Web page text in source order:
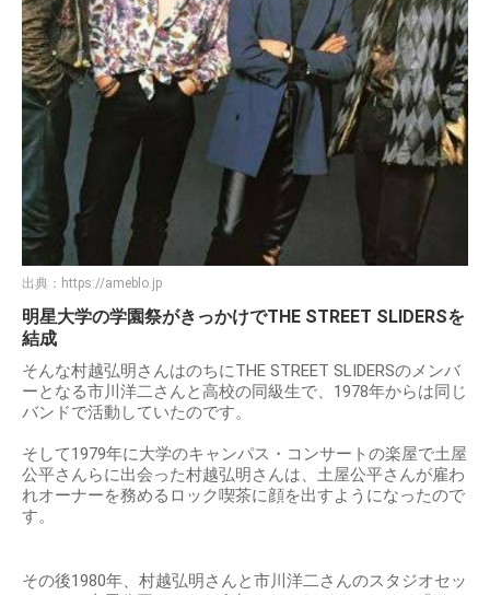
出典： https://ameblo.jp
明星大学の学園祭がきっかけでTHE STREET SLIDERSを
結成
そんな村越弘明さんはのちにTHE STREET SLIDERSのメンバ
ーとなる市川洋二さんと高校の同級生で、1978年からは同じ
バンドで活動していたのです。
そして1979年に大学のキャンパス・コンサートの楽屋で土屋
公平さんらに出会った村越弘明さんは、土屋公平さんが雇わ
れオーナーを務めるロック喫茶に顔を出すようになったので
す。
その後1980年、村越弘明さんと市川洋二さんのスタジオセッ